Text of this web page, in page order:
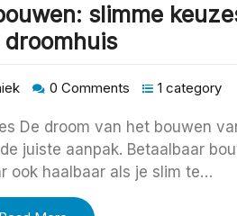
slimme
droomhuis
0 Comments 1 category
De droom van het bouwen
juiste aanpak. Betaalbaar
ook haalbaar als je slim te…